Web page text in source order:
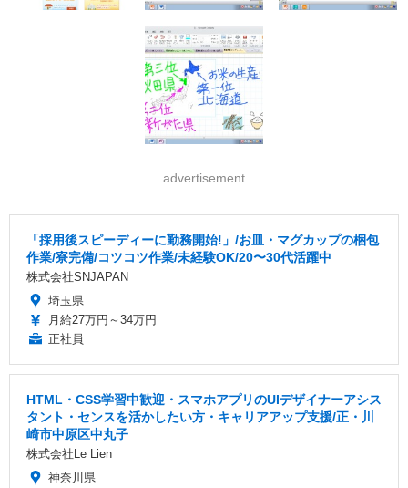
advertisement
「採用後スピーディーに勤務開始!」/お皿・マグカップの梱包
作業/寮完備/コツコツ作業/未経験OK/20〜30代活躍中
株式会社SNJAPAN
埼玉県
月給27万円～34万円
正社員
HTML・CSS学習中歓迎・スマホアプリのUIデザイナーアシス
タント・センスを活かしたい方・キャリアアップ支援/正・川
崎市中原区中丸子
株式会社Le Lien
神奈川県